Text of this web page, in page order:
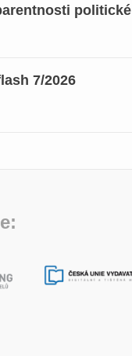
politické
7/2026